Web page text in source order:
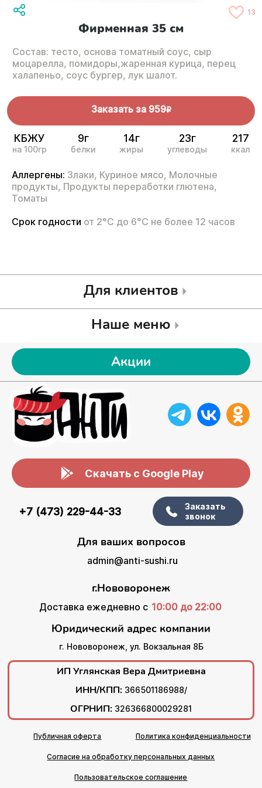
13
Фирменная 35 см
Состав: тесто, основа томатный соус, сыр
моцарелла, помидоры,жаренная курица, перец
халапеньо, соус бургер, лук шалот.
Заказать за 959R
КБЖУ
на 100гр
9г
белки
14г
жиры
23г
углеводы
217
ккал
Аллергены: Злаки, Куриное мясо, Молочные
продукты, Продукты переработки глютена,
Томаты
Срок годности от 2°С до 6°С не более 12 часов
Для клиентов
Наше меню
Акции
Скачать с Google Play
+7 (473) 229-44-33
Заказать
звонок
Для ваших вопросов
admin@anti-sushi.ru
г.Нововоронеж
Доставка ежедневно с 10:00 до 22:00
Юридический адрес компании
г. Нововоронеж, ул. Вокзальная 8Б
ИП Углянская Вера Дмитриевна
ИНН/КПП: 366501186988/
ОГРНИП: 326366800029281
Публичная оферта Политика конфиденциальности
Согласие на обработку персональных данных
Пользовательское соглашение